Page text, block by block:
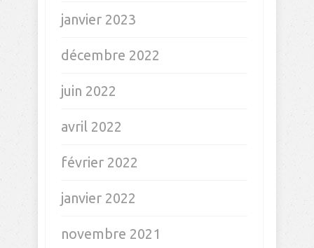
janvier 2023
décembre 2022
juin 2022
avril 2022
février 2022
janvier 2022
novembre 2021